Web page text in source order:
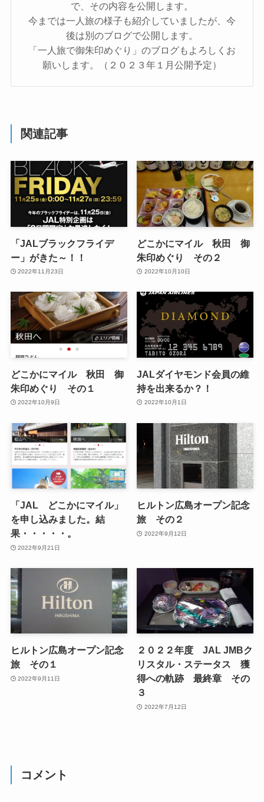
で、その内容を公開します。
今までは一人旅の様子も紹介していましたが、今
後は別のブログで公開します。
「一人旅で御朱印めぐり」のブログもよろしくお
願いします。（２０２３年１月公開予定）
関連記事
「JALブラックフライデ
ー」がきた～！！
2022年11月23日
どこかにマイル 秋田 御
朱印めぐり その２
2022年10月10日
どこかにマイル 秋田 御
朱印めぐり その１
2022年10月9日
JALダイヤモンド会員の維
持を出来るか？！
2022年10月1日
「JAL どこかにマイル」
を申し込みました。結
果・・・・・。
2022年9月21日
ヒルトン広島オープン記念
旅 その２
2022年9月12日
ヒルトン広島オープン記念
旅 その１
2022年9月11日
２０２２年度 JAL JMBク
リスタル・ステータス 獲
得への軌跡 最終章 その
３
2022年7月12日
コメント